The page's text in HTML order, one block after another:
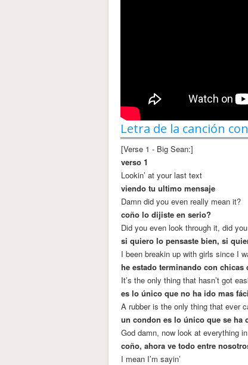
Letra de la canción
[Verse 1 - Big Sean:]
verso 1
Lookin’ at your last text
viendo tu ultimo mensaje
Damn did you even really mean it?
coño lo dijiste en serio?
Did you even look through it, did
si quiero lo pensaste bien, si
I been breakin up with girls since I
he estado terminando con chicas
It’s the only thing that hasn’t got
es lo único que no ha ido mas
A rubber is the only thing that ever
un condon es lo único que se ha
God damn, now look at everything
coño, ahora ve todo entre
I mean I’m sayin’